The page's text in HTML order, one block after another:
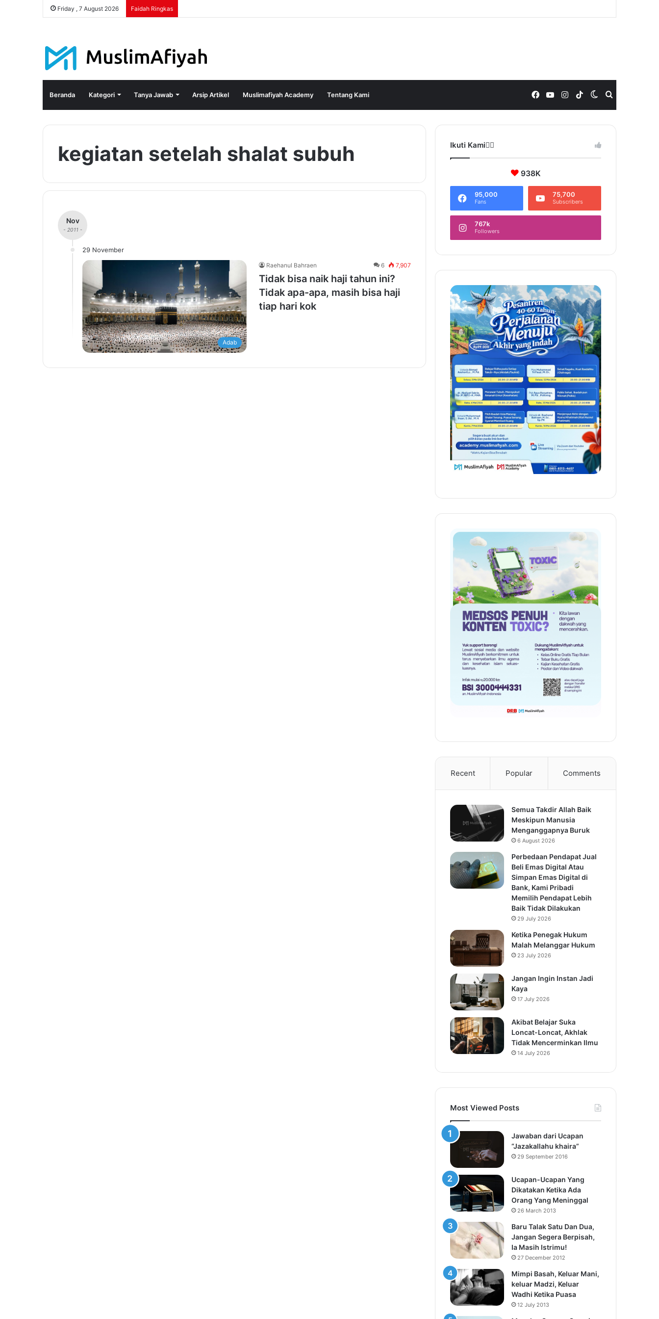
Friday , 7 August 2026 Faidah Ringkas
Beranda Kategori Tanya Jawab Arsip Artikel Muslimafiyah Academy Tentang Kami Switch
skin
TikTok
Instagram
YouTube
Facebook
kegiatan setelah shalat subuh
Nov
- 2011 -
29 November
Adab
Raehanul Bahraen 6 7,907
Tidak bisa naik haji tahun ini?
Tidak apa-apa, masih bisa haji
tiap hari kok
Ikuti Kami❤️‍🔥
938K
95,000
Fans
75,700
Subscribers
767k
Followers
Recent Popular Comments
Semua Takdir Allah Baik
Meskipun Manusia
Menganggapnya Buruk
6 August 2026
Perbedaan Pendapat Jual
Beli Emas Digital Atau
Simpan Emas Digital di
Bank, Kami Pribadi
Memilih Pendapat Lebih
Baik Tidak Dilakukan
29 July 2026
Ketika Penegak Hukum
Malah Melanggar Hukum
23 July 2026
Jangan Ingin Instan Jadi
Kaya
17 July 2026
Akibat Belajar Suka
Loncat-Loncat, Akhlak
Tidak Mencerminkan Ilmu
14 July 2026
Most Viewed Posts
Jawaban dari Ucapan
“Jazakallahu khaira”
29 September 2016
Ucapan-Ucapan Yang
Dikatakan Ketika Ada
Orang Yang Meninggal
26 March 2013
Baru Talak Satu Dan Dua,
Jangan Segera Berpisah,
Ia Masih Istrimu!
27 December 2012
Mimpi Basah, Keluar Mani,
keluar Madzi, Keluar
Wadhi Ketika Puasa
12 July 2013